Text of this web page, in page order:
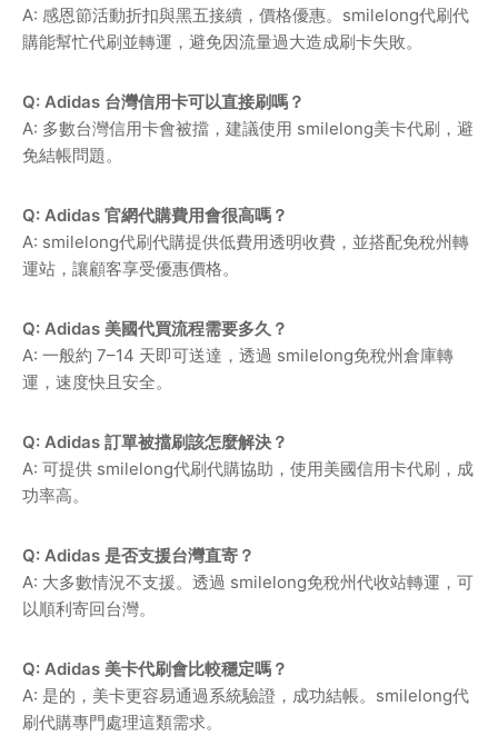
A: 感恩節活動折扣與黑五接續，價格優惠。smilelong代刷代
購能幫忙代刷並轉運，避免因流量過大造成刷卡失敗。
Q: Adidas 台灣信用卡可以直接刷嗎？
A: 多數台灣信用卡會被擋，建議使用 smilelong美卡代刷，避
免結帳問題。
Q: Adidas 官網代購費用會很高嗎？
A: smilelong代刷代購提供低費用透明收費，並搭配免稅州轉
運站，讓顧客享受優惠價格。
Q: Adidas 美國代買流程需要多久？
A: 一般約 7–14 天即可送達，透過 smilelong免稅州倉庫轉
運，速度快且安全。
Q: Adidas 訂單被擋刷該怎麼解決？
A: 可提供 smilelong代刷代購協助，使用美國信用卡代刷，成
功率高。
Q: Adidas 是否支援台灣直寄？
A: 大多數情況不支援。透過 smilelong免稅州代收站轉運，可
以順利寄回台灣。
Q: Adidas 美卡代刷會比較穩定嗎？
A: 是的，美卡更容易通過系統驗證，成功結帳。smilelong代
刷代購專門處理這類需求。